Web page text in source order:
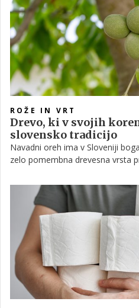
ROŽE IN VRT
Drevo, ki v svojih
slovensko tradicijo
Navadni oreh ima v Sloveniji
zelo pomembna drevesna vrsta
niti tradicionalne potice ne bi bilo.